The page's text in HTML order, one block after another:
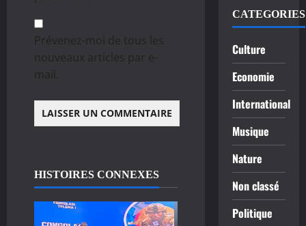
Prévenez-moi de tous les
nouveaux articles par e-
mail.
HISTOIRES CONNEXES
CATEGORIES
Culture
Economie
International
Musique
Nature
Non classé
Politique